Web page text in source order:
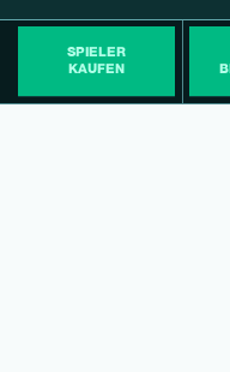
SPIELER
KAUFEN